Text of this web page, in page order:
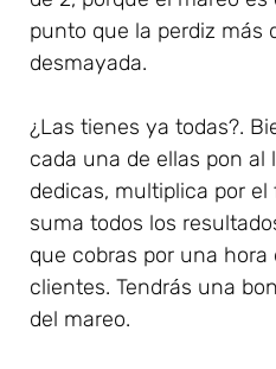
punto que la perdiz más
desmayada.
¿Las tienes ya todas?.
cada una de ellas pon al
dedicas, multiplica por
suma todos los
que cobras por una
clientes. Tendrás una
del mareo.